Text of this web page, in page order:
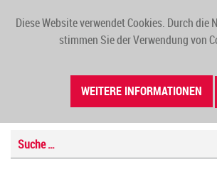
Diese Website verwendet Cookies. Durch die
stimmen Sie der Verwendung von
WEITERE INFORMATIONEN